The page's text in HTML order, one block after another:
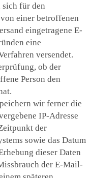
für den
einer betroffenen
eingetragene E-
eine
versendet.
ob der
Person den
wir ferner die
IP-Adresse
der
sowie das Datum
dieser Daten
der E-Mail-